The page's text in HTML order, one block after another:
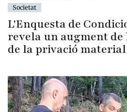
Societat
L'Enquesta de
revela un augment
de la privació